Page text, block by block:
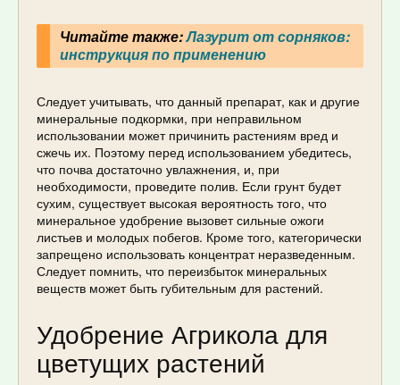
Читайте также:Лазурит от сорняков:
инструкция по применению
Следует учитывать, что данный препарат, как и другие
минеральные подкормки, при неправильном
использовании может причинить растениям вред и
сжечь их. Поэтому перед использованием убедитесь,
что почва достаточно увлажнения, и, при
необходимости, проведите полив. Если грунт будет
сухим, существует высокая вероятность того, что
минеральное удобрение вызовет сильные ожоги
листьев и молодых побегов. Кроме того, категорически
запрещено использовать концентрат неразведенным.
Следует помнить, что переизбыток минеральных
веществ может быть губительным для растений.
Удобрение Агрикола для
цветущих растений